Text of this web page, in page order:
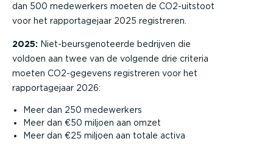
dan 500 medewerkers moeten de CO2-uitstoot
voor het rapportagejaar 2025 registreren.
2025: Niet-beursgenoteerde bedrijven die
voldoen aan twee van de volgende drie criteria
moeten CO2-gegevens registreren voor het
rapportagejaar 2026:
Meer dan 250 medewerkers
Meer dan €50 miljoen aan omzet
Meer dan €25 miljoen aan totale activa